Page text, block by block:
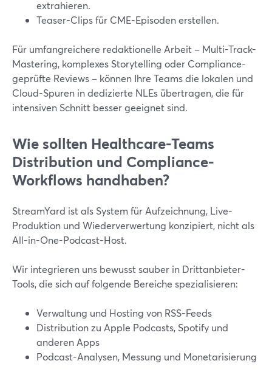
extrahieren.
Teaser-Clips für CME-Episoden erstellen.
Für umfangreichere redaktionelle Arbeit – Multi-Track-
Mastering, komplexes Storytelling oder Compliance-
geprüfte Reviews – können Ihre Teams die lokalen und
Cloud-Spuren in dedizierte NLEs übertragen, die für
intensiven Schnitt besser geeignet sind.
Wie sollten Healthcare-Teams
Distribution und Compliance-
Workflows handhaben?
StreamYard ist als System für Aufzeichnung, Live-
Produktion und Wiederverwertung konzipiert, nicht als
All-in-One-Podcast-Host.
Wir integrieren uns bewusst sauber in Drittanbieter-
Tools, die sich auf folgende Bereiche spezialisieren:
Verwaltung und Hosting von RSS-Feeds
Distribution zu Apple Podcasts, Spotify und
anderen Apps
Podcast-Analysen, Messung und Monetarisierung